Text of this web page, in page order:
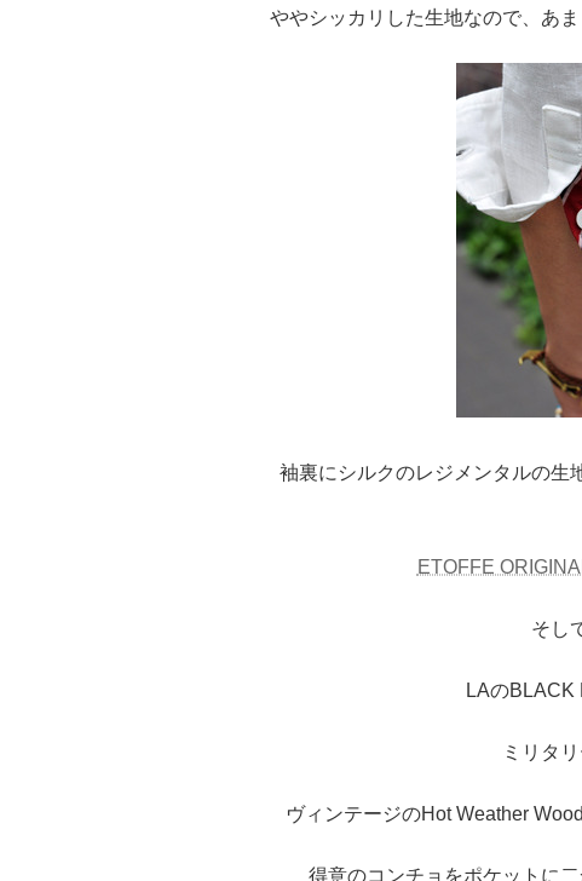
ややシッカリした生地なので、あ
袖裏にシルクのレジメンタルの生
ETOFFE
そし
LAのBLACK
ミリタ
ヴィンテージのHot Weather
得意のコンチョをポケットに